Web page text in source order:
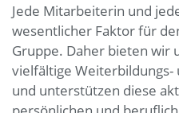
Jede Mitarbeiterin und
wesentlicher Faktor für
Gruppe. Daher bieten wir
vielfältige Weiterbildungs-
und unterstützen diese